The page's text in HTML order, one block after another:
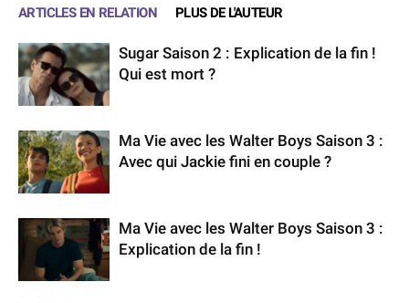
ARTICLES EN RELATION PLUS DE L'AUTEUR
Sugar Saison 2 : Explication de la fin !
Qui est mort ?
Ma Vie avec les Walter Boys Saison 3 :
Avec qui Jackie fini en couple ?
Ma Vie avec les Walter Boys Saison 3 :
Explication de la fin !